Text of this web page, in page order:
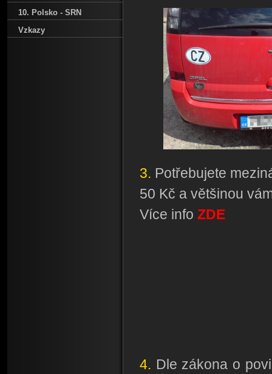
3. Potřebujete
50 Kč a většinou
Více info ZDE
4. Dle zákona o
10. Polsko - SRN
Vzkazy